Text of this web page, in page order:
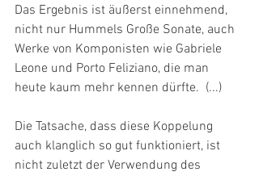
Das Ergebnis ist äußerst einnehmend,
nicht nur Hummels Große Sonate, auch
Werke von Komponisten wie Gabriele
Leone und Porto Feliziano, die man
heute kaum mehr kennen dürfte.  (...)
Die Tatsache, dass diese Koppelung
auch klanglich so gut funktioniert, ist
nicht zuletzt der Verwendung des